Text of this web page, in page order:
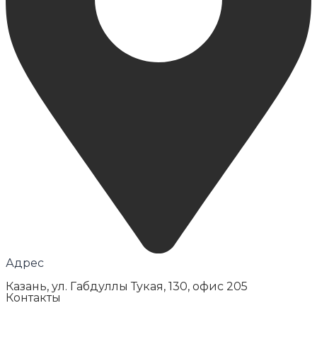
Адрес
Казань, ул. Габдуллы Тукая, 130, офис 205
Контакты